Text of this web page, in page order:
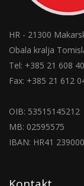
HR - 21300
Obala kralja
Tel: +385 21 608
Fax: +385 21 612
OIB: 53515145212
MB: 02595575
IBAN: HR41